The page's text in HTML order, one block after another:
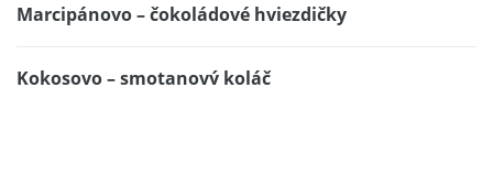
Marcipánovo – čokoládové hviezdičky
Kokosovo – smotanový koláč